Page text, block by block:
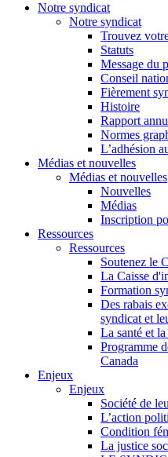
Notre syndicat
Notre syndicat
Trouvez
Statuts
Message du
Conseil
Fièrement
Histoire
Rapport
Normes
L’adhésion
Médias et nouvelles
Médias et nouvelles
Nouvelles
Médias
Inscription
Ressources
Ressources
Soutenez le
La Caisse
Formation
Des rabais
syndicat et
La santé et
Programme
Canada
Enjeux
Enjeux
Société de
L’action
Condition
La justice